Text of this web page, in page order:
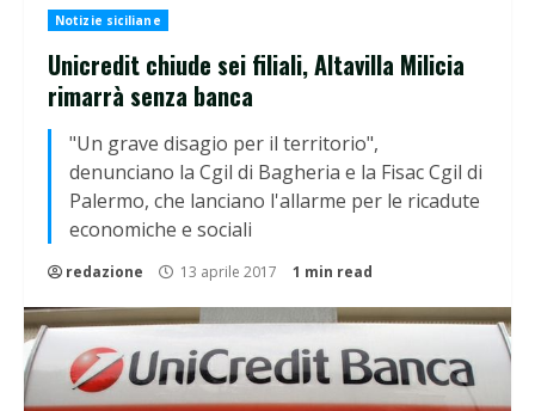
Notizie siciliane
Unicredit chiude sei filiali, Altavilla Milicia
rimarrà senza banca
"Un grave disagio per il territorio",
denunciano la Cgil di Bagheria e la Fisac Cgil di
Palermo, che lanciano l'allarme per le ricadute
economiche e sociali
redazione 13 aprile 2017 1 min read